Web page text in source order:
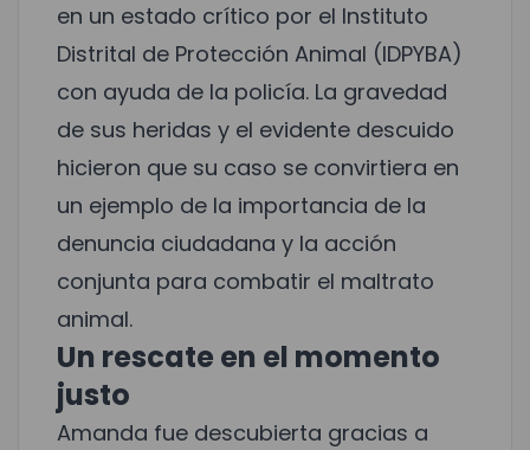
en un estado crítico por el Instituto
Distrital de Protección Animal (IDPYBA)
con ayuda de la policía. La gravedad
de sus heridas y el evidente descuido
hicieron que su caso se convirtiera en
un ejemplo de la importancia de la
denuncia ciudadana y la acción
conjunta para combatir el maltrato
animal.
Un rescate en el momento
justo
Amanda fue descubierta gracias a